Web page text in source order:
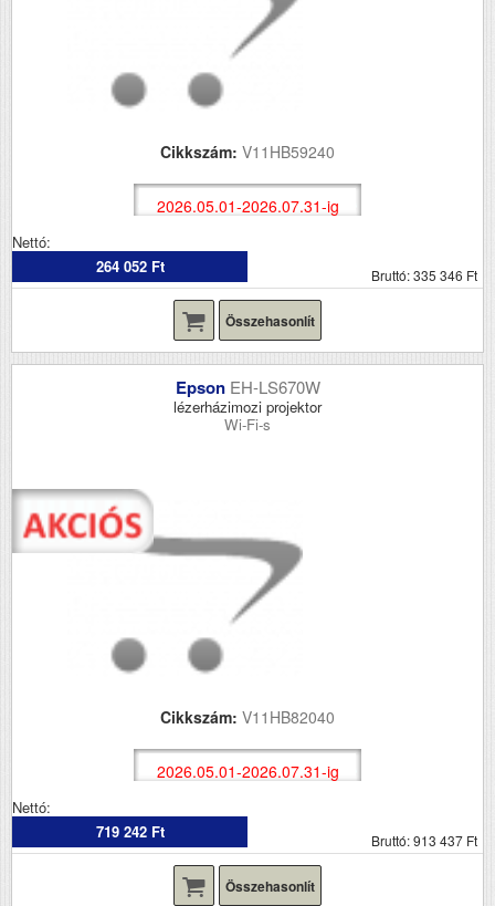
Cikkszám: V11HB59240
2026.05.01-2026.07.31-ig
Nettó:
264 052 Ft
Bruttó: 335 346 Ft
Összehasonlít
Epson EH-LS670W
lézerházimozi projektor
Wi-Fi-s
Cikkszám: V11HB82040
2026.05.01-2026.07.31-ig
Nettó:
719 242 Ft
Bruttó: 913 437 Ft
Összehasonlít